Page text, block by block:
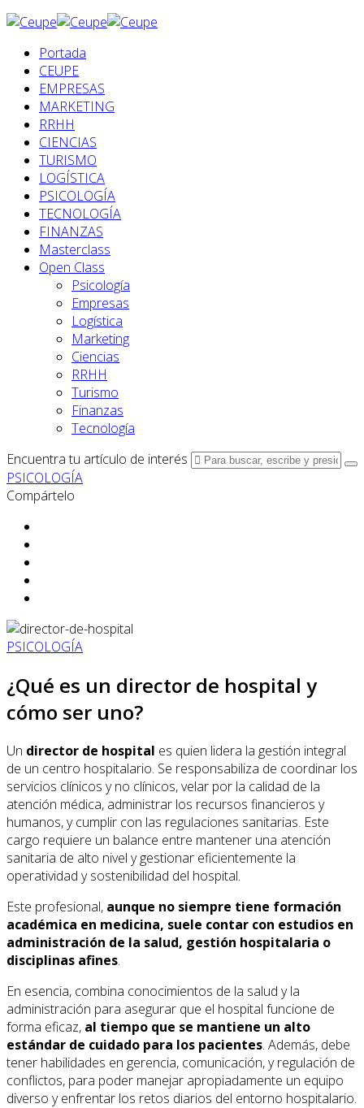
Portada
CEUPE
EMPRESAS
MARKETING
RRHH
CIENCIAS
TURISMO
LOGÍSTICA
PSICOLOGÍA
TECNOLOGÍA
FINANZAS
Masterclass
Open Class
Psicología
Empresas
Logística
Marketing
Ciencias
RRHH
Turismo
Finanzas
Tecnología
Encuentra tu artículo de interés
PSICOLOGÍA
Compártelo
PSICOLOGÍA
¿Qué es un director de hospital y
cómo ser uno?
Un director de hospital es quien lidera la gestión integral
de un centro hospitalario. Se responsabiliza de coordinar los
servicios clínicos y no clínicos, velar por la calidad de la
atención médica, administrar los recursos financieros y
humanos, y cumplir con las regulaciones sanitarias. Este
cargo requiere un balance entre mantener una atención
sanitaria de alto nivel y gestionar eficientemente la
operatividad y sostenibilidad del hospital.
Este profesional, aunque no siempre tiene formación
académica en medicina, suele contar con estudios en
administración de la salud, gestión hospitalaria o
disciplinas afines.
En esencia, combina conocimientos de la salud y la
administración para asegurar que el hospital funcione de
forma eficaz, al tiempo que se mantiene un alto
estándar de cuidado para los pacientes. Además, debe
tener habilidades en gerencia, comunicación, y regulación de
conflictos, para poder manejar apropiadamente un equipo
diverso y enfrentar los retos diarios del entorno hospitalario.